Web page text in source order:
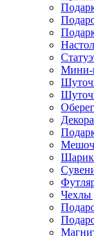
Мини-
Чехлы